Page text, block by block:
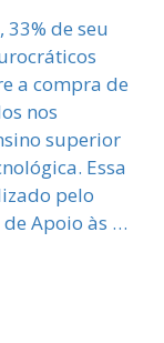
de seu
a compra de
nos
superior
Essa
pelo
de Apoio às …